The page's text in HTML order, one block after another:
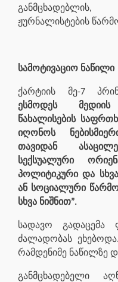
განმცხადებლის,
ჟურნალისტების
სამოტივაციო ნაწილი
ქარტიის მე-7
ესმოდეს მედიის
წახალისების
იღონოს
თავიდან
სექსუალური
პოლიტიკური და
ან სოციალური
სხვა ნიშნით”.
სადავო გადაცემა
ძალადობას
რამდენიმე ნაწილზე
განმცხადებელი